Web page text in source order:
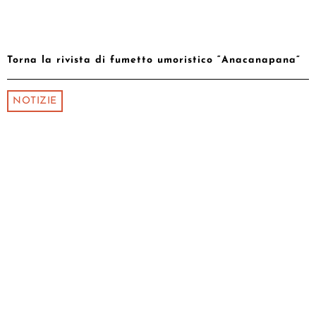
Torna la rivista di fumetto umoristico “Anacanapana”
NOTIZIE